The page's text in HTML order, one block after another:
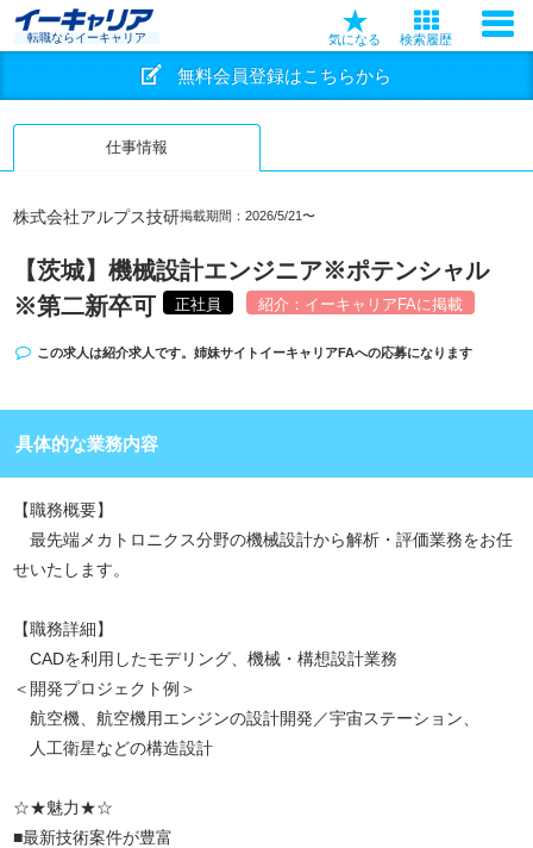
転職ならイーキャリア 気になる 検索履歴
無料会員登録はこちらから
仕事情報
株式会社アルプス技研掲載期間：2026/5/21〜
【茨城】機械設計エンジニア※ポテンシャル
※第二新卒可
正社員 紹介：イーキャリアFAに掲載
この求人は紹介求人です。姉妹サイト イーキャリアFAへの応募になります
具体的な業務内容
【職務概要】
最先端メカトロニクス分野の機械設計から解析・評価業務をお任
せいたします。
【職務詳細】
CADを利用したモデリング、機械・構想設計業務
＜開発プロジェクト例＞
航空機、航空機用エンジンの設計開発／宇宙ステーション、
人工衛星などの構造設計
☆★魅力★☆
■最新技術案件が豊富